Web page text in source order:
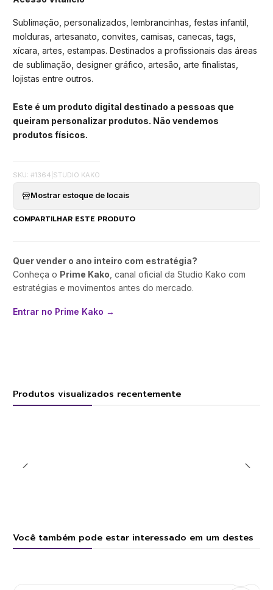
Sublimação, personalizados, lembrancinhas, festas infantil,
molduras, artesanato, convites, camisas, canecas, tags,
xícara, artes, estampas. Destinados a profissionais das áreas
de sublimação, designer gráfico, artesão, arte finalistas,
lojistas entre outros.
Este é um produto digital destinado a pessoas que
queiram personalizar produtos. Não vendemos
produtos físicos.
SKU: #1364 STUDIO KAKO
Mostrar estoque de locais
COMPARTILHAR ESTE PRODUTO
Quer vender o ano inteiro com estratégia?
Conheça o Prime Kako , canal oficial da Studio Kako com
estratégias e movimentos antes do mercado.
Entrar no Prime Kako →
Produtos visualizados recentemente
Você também pode estar interessado em um destes